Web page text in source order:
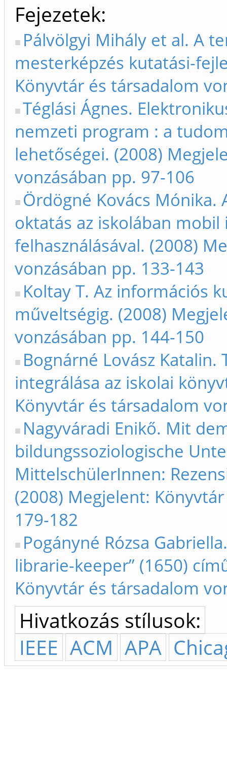
Fejezetek
Pálvölgyi Mihály et al. A
mesterképzés kutatási-
Könyvtár és társadalom
Téglási Ágnes.
nemzeti program : a
lehetőségei. (2008)
vonzásában pp. 97-106
Ördögné Kovács
oktatás az iskolában
felhasználásával. (2008)
vonzásában pp. 133-143
Koltay T. Az információs
műveltségig. (2008)
vonzásában pp. 144-150
Bognárné Lovász
integrálása az iskolai
Könyvtár és társadalom
Nagyváradi Enikő. Mit
bildungssoziologische
MittelschülerInnen:
(2008) Megjelent:
179-182
Pogányné Rózsa
librarie-keeper” (1650)
Könyvtár és társadalom
Hivatkozás stílusok:
IEEE ACM APA